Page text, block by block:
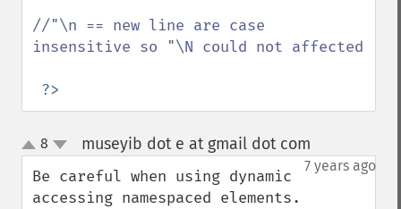
//"\n == new line are case
insensitive so "\N could not affected
?>
up
down
8 museyib dot e at gmail dot com
7 years ago
Be careful when using dynamic
accessing namespaced elements.